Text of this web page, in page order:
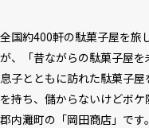
全国約400軒の駄菓子屋を旅
が、「昔ながらの駄菓子屋
息子とともに訪れた駄菓子
を持ち、儲からないけどボ
郡内灘町の「岡田商店」です。